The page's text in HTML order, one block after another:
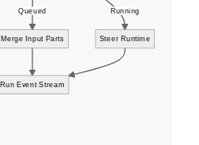
Queued Running
Merge Input Parts Steer Runtime
Run Event Stream